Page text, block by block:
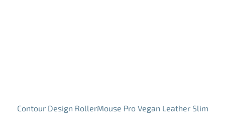
Contour Design RollerMouse Pro Vegan Leather Slim